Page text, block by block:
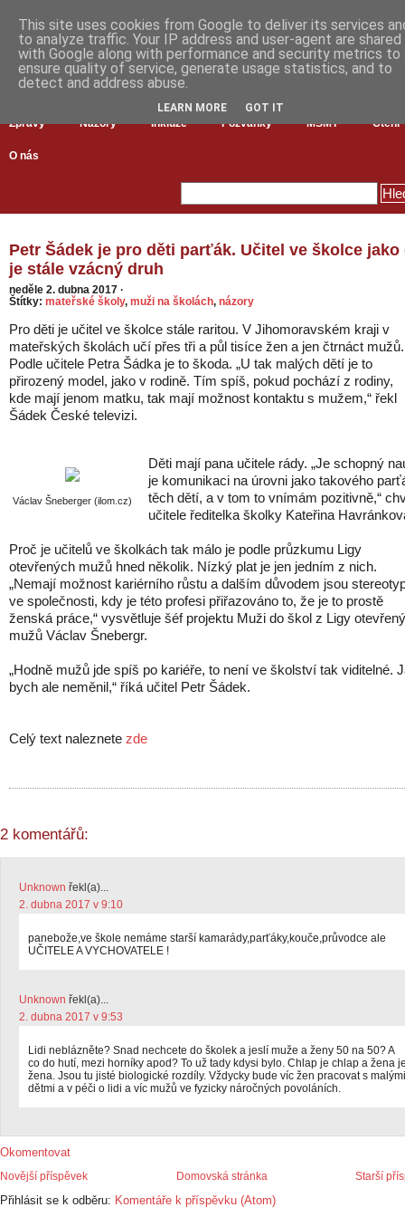
Zprávy Názory Inkluze Pozvánky MŠMT Čtení
O nás
Petr Šádek je pro děti parťák. Učitel ve školce jako
je stále vzácný druh
neděle 2. dubna 2017 ·
Štítky: mateřské školy, muži na školách, názory
Pro děti je učitel ve školce stále raritou. V Jihomoravském kraji v
mateřských školách učí přes tři a půl tisíce žen a jen čtrnáct mužů.
Podle učitele Petra Šádka je to škoda. „U tak malých dětí je to
přirozený model, jako v rodině. Tím spíš, pokud pochází z rodiny,
kde mají jenom matku, tak mají možnost kontaktu s mužem,“ řekl
Šádek České televizi.
Václav Šneberger (ilom.cz)
Děti mají pana učitele rády. „Je schopný
je komunikaci na úrovni jako takového
těch dětí, a v tom to vnímám pozitivně,“
učitele ředitelka školky Kateřina
Proč je učitelů ve školkách tak málo je podle průzkumu Ligy
otevřených mužů hned několik. Nízký plat je jen jedním z nich.
„Nemají možnost kariérního růstu a dalším důvodem jsou
ve společnosti, kdy je této profesi přiřazováno to, že je to prostě
ženská práce,“ vysvětluje šéf projektu Muži do škol z Ligy
mužů Václav Šnebergr.
„Hodně mužů jde spíš po kariéře, to není ve školství tak viditelné.
bych ale neměnil,“ říká učitel Petr Šádek.
Celý text naleznete zde
2 komentářů:
Unknown řekl(a)...
2. dubna 2017 v 9:10
panebože,ve škole nemáme starší kamarády,parťáky,kouče,průvodce ale
UČITELE A VYCHOVATELE !
Unknown řekl(a)...
2. dubna 2017 v 9:53
Lidi neblázněte? Snad nechcete do školek a jeslí muže a ženy 50 na 50? A
co do hutí, mezi horníky apod? To už tady kdysi bylo. Chlap je chlap a žena
žena. Jsou tu jisté biologické rozdíly. Vždycky bude víc žen pracovat s malými
dětmi a v péči o lidi a víc mužů ve fyzicky náročných povoláních.
Okomentovat
Novější příspěvek Starší
Domovská stránka
Přihlásit se k odběru: Komentáře k příspěvku (Atom)
This site uses cookies from Google to deliver its services
to analyze traffic. Your IP address and user-agent are shared
with Google along with performance and security metrics to
ensure quality of service, generate usage statistics, and to
detect and address abuse.
LEARN MORE GOT IT